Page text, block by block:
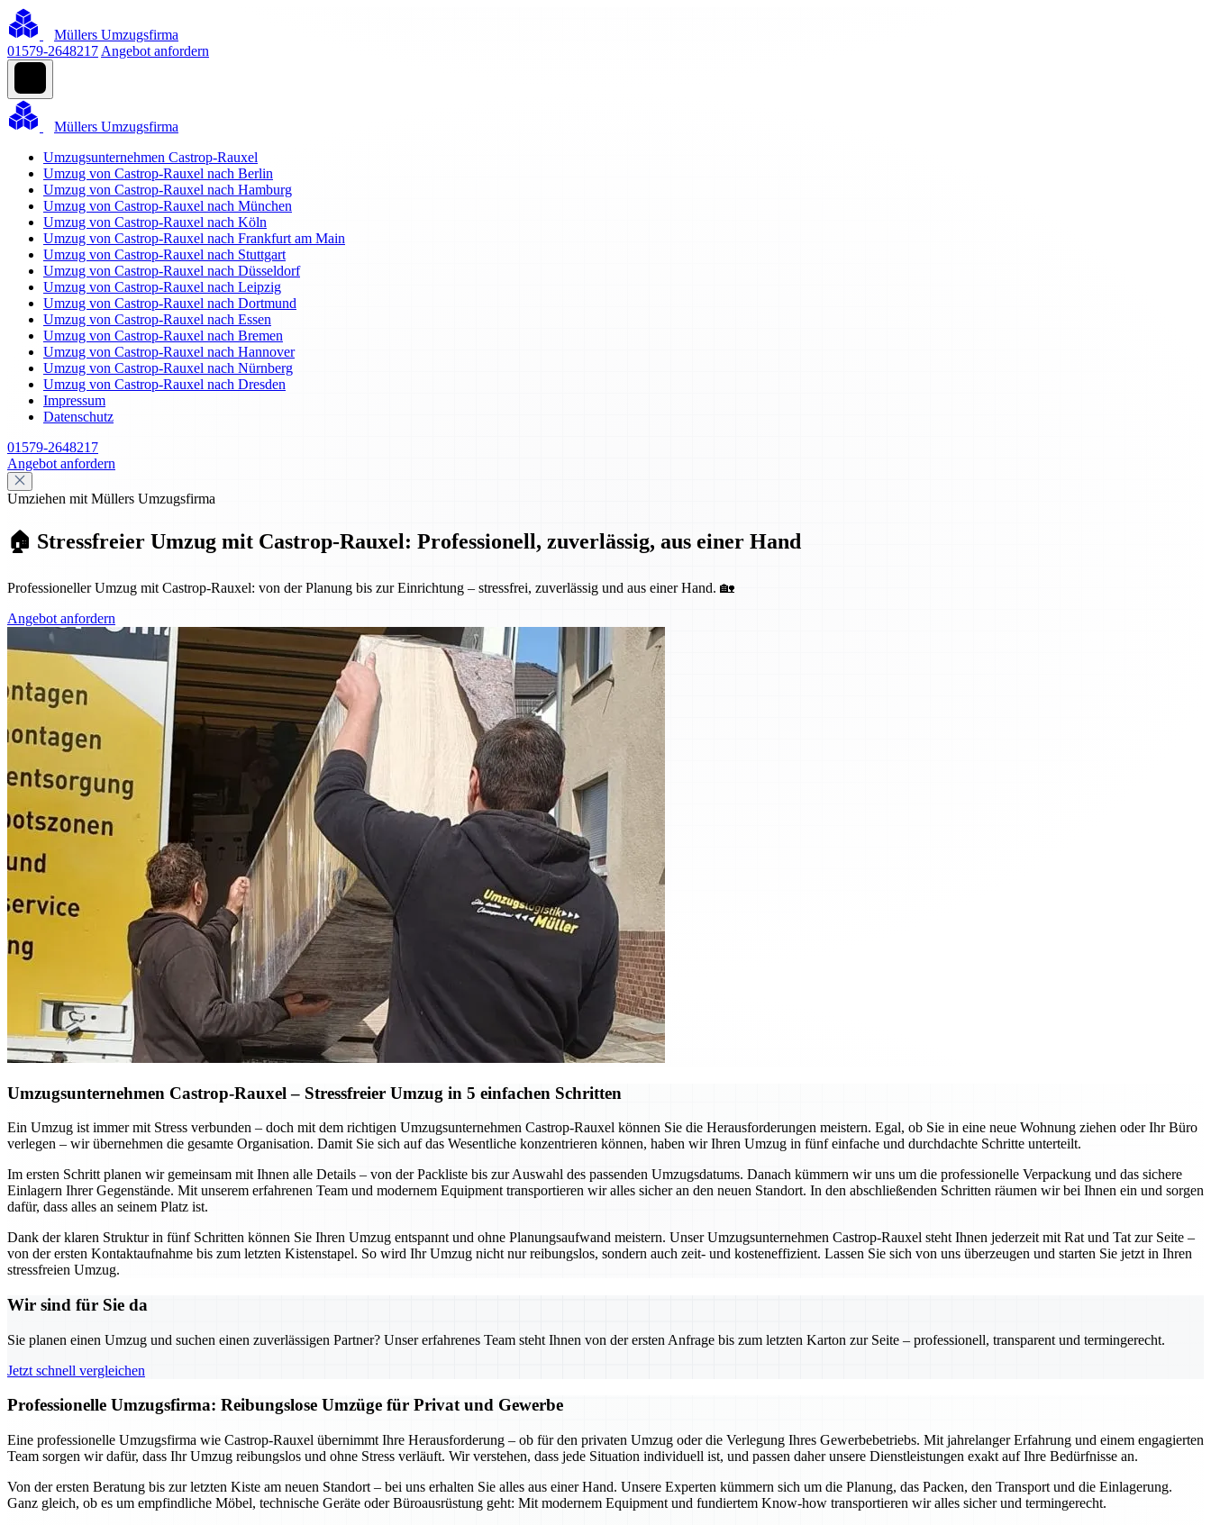
Müllers Umzugsfirma
01579-2648217 Angebot anfordern
Müllers Umzugsfirma
Umzugsunternehmen Castrop-Rauxel
Umzug von Castrop-Rauxel nach Berlin
Umzug von Castrop-Rauxel nach Hamburg
Umzug von Castrop-Rauxel nach München
Umzug von Castrop-Rauxel nach Köln
Umzug von Castrop-Rauxel nach Frankfurt am Main
Umzug von Castrop-Rauxel nach Stuttgart
Umzug von Castrop-Rauxel nach Düsseldorf
Umzug von Castrop-Rauxel nach Leipzig
Umzug von Castrop-Rauxel nach Dortmund
Umzug von Castrop-Rauxel nach Essen
Umzug von Castrop-Rauxel nach Bremen
Umzug von Castrop-Rauxel nach Hannover
Umzug von Castrop-Rauxel nach Nürnberg
Umzug von Castrop-Rauxel nach Dresden
Impressum
Datenschutz
01579-2648217
Angebot anfordern
Umziehen mit Müllers Umzugsfirma
🏠 Stressfreier Umzug mit Castrop-Rauxel: Professionell, zuverlässig, aus einer Hand
Professioneller Umzug mit Castrop-Rauxel: von der Planung bis zur Einrichtung – stressfrei, zuverlässig und aus einer Hand. 🏡
Angebot anfordern
Umzugsunternehmen Castrop-Rauxel – Stressfreier Umzug in 5 einfachen Schritten
Ein Umzug ist immer mit Stress verbunden – doch mit dem richtigen Umzugsunternehmen Castrop-Rauxel können Sie die Herausforderungen meistern. Egal, ob Sie in eine neue Wohnung ziehen oder Ihr Büro
verlegen – wir übernehmen die gesamte Organisation. Damit Sie sich auf das Wesentliche konzentrieren können, haben wir Ihren Umzug in fünf einfache und durchdachte Schritte unterteilt.
Im ersten Schritt planen wir gemeinsam mit Ihnen alle Details – von der Packliste bis zur Auswahl des passenden Umzugsdatums. Danach kümmern wir uns um die professionelle Verpackung und das sichere
Einlagern Ihrer Gegenstände. Mit unserem erfahrenen Team und modernem Equipment transportieren wir alles sicher an den neuen Standort. In den abschließenden Schritten räumen wir bei Ihnen ein und sorgen
dafür, dass alles an seinem Platz ist.
Dank der klaren Struktur in fünf Schritten können Sie Ihren Umzug entspannt und ohne Planungsaufwand meistern. Unser Umzugsunternehmen Castrop-Rauxel steht Ihnen jederzeit mit Rat und Tat zur Seite –
von der ersten Kontaktaufnahme bis zum letzten Kistenstapel. So wird Ihr Umzug nicht nur reibungslos, sondern auch zeit- und kosteneffizient. Lassen Sie sich von uns überzeugen und starten Sie jetzt in Ihren
stressfreien Umzug.
Wir sind für Sie da
Sie planen einen Umzug und suchen einen zuverlässigen Partner? Unser erfahrenes Team steht Ihnen von der ersten Anfrage bis zum letzten Karton zur Seite – professionell, transparent und termingerecht.
Jetzt schnell vergleichen
Professionelle Umzugsfirma: Reibungslose Umzüge für Privat und Gewerbe
Eine professionelle Umzugsfirma wie Castrop-Rauxel übernimmt Ihre Herausforderung – ob für den privaten Umzug oder die Verlegung Ihres Gewerbebetriebs. Mit jahrelanger Erfahrung und einem engagierten
Team sorgen wir dafür, dass Ihr Umzug reibungslos und ohne Stress verläuft. Wir verstehen, dass jede Situation individuell ist, und passen daher unsere Dienstleistungen exakt auf Ihre Bedürfnisse an.
Von der ersten Beratung bis zur letzten Kiste am neuen Standort – bei uns erhalten Sie alles aus einer Hand. Unsere Experten kümmern sich um die Planung, das Packen, den Transport und die Einlagerung.
Ganz gleich, ob es um empfindliche Möbel, technische Geräte oder Büroausrüstung geht: Mit modernem Equipment und fundiertem Know-how transportieren wir alles sicher und termingerecht.